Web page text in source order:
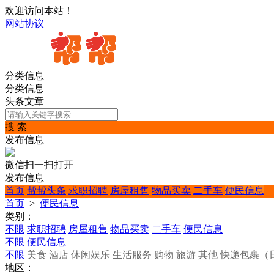
欢迎访问本站！
网站协议
分类信息
分类信息
头条文章
搜 索
发布信息
微信扫一扫打开
发布信息
首页 帮帮头条 求职招聘 房屋租售 物品买卖 二手车 便民信息
首页 > 便民信息
类别：
不限 求职招聘 房屋租售 物品买卖 二手车 便民信息
不限 便民信息
不限 美食 酒店 休闲娱乐 生活服务 购物 旅游 其他 快递包裹（
地区：